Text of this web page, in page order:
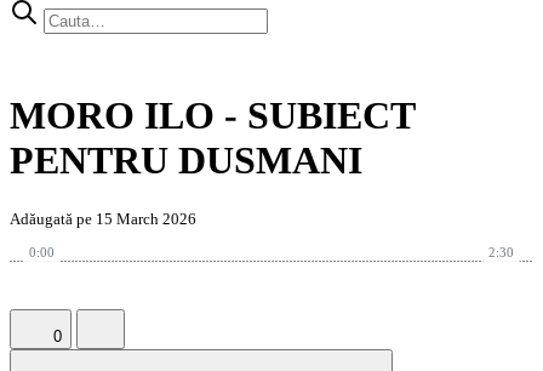
MORO ILO - SUBIECT
PENTRU DUSMANI
Adăugată pe 15 March 2026
0:00 2:30
0